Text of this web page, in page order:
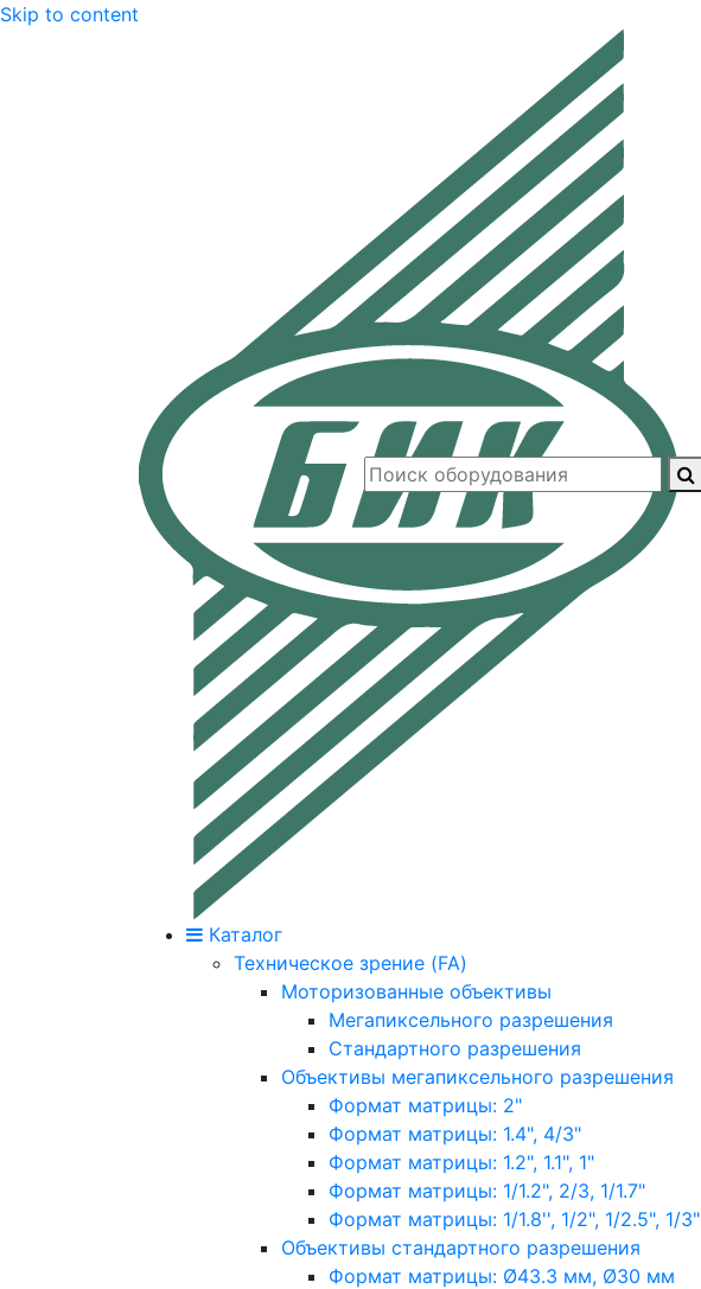
Skip to content
Каталог
Техническое зрение (FA)
Моторизованные объективы
Мегапиксельного разрешения
Стандартного разрешения
Объективы мегапиксельного разрешения
Формат матрицы: 2"
Формат матрицы: 1.4", 4/3"
Формат матрицы: 1.2", 1.1", 1"
Формат матрицы: 1/1.2", 2/3, 1/1.7"
Формат матрицы: 1/1.8'', 1/2", 1/2.5", 1/3"
Объективы стандартного разрешения
Формат матрицы: Ø43.3 мм, Ø30 мм